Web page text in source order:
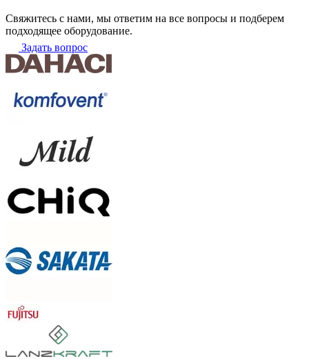
Свяжитесь с нами, мы ответим на все вопросы и подберем
подходящее оборудование.
Задать вопрос